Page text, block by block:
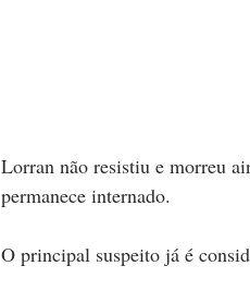
Lorran não resistiu e morreu
permanece internado.
O principal suspeito já é